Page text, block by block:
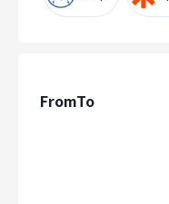
FromTo